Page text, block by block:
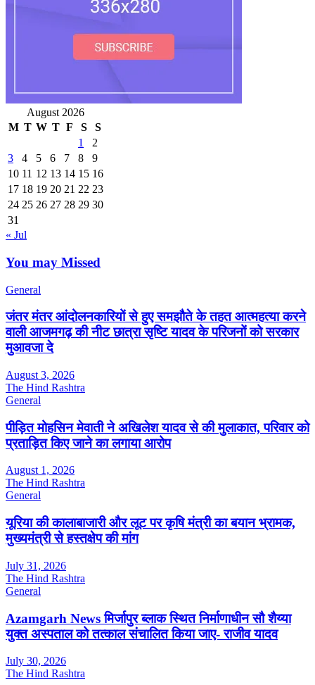
August 2026
M T W T F S
S
1
2
3
4 5 6 7 8
9
10 11 12 13 14 15 16
17 18 19 20 21 22 23
24 25 26 27 28 29 30
31
« Jul
You may Missed
General
जंतर मंतर आंदोलनकारियों से हुए समझौते के तहत आत्महत्या करने
वाली आजमगढ़ की नीट छात्रा सृष्टि यादव के परिजनों को सरकार
मुआवजा दे
August 3, 2026
The Hind Rashtra
General
पीड़ित मोहसिन मेवाती ने अखिलेश यादव से की मुलाकात, परिवार को
प्रताड़ित किए जाने का लगाया आरोप
August 1, 2026
The Hind Rashtra
General
यूरिया की कालाबाजारी और लूट पर कृषि मंत्री का बयान भ्रामक,
मुख्यमंत्री से हस्तक्षेप की मांग
July 31, 2026
The Hind Rashtra
General
Azamgarh News मिर्जापुर ब्लाक स्थित निर्माणाधीन सौ शैय्या
युक्त अस्पताल को तत्काल संचालित किया जाए- राजीव यादव
July 30, 2026
The Hind Rashtra